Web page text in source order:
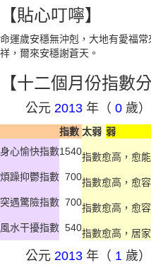
【貼心叮嚀】
命運歲安穩無沖剋，大地有愛福
祥，爾來安穩謝蒼天。
【十二個月份指數分
公元2013 年（ 0 歲
指數 太弱 弱
身心愉快指數1540指數愈高，愈
煩躁抑鬱指數 700指數愈高，愈
突遇驚險指數 700指數愈高，愈
風水干擾指數 540指數愈高，居
公元2013 年（ 1 歲